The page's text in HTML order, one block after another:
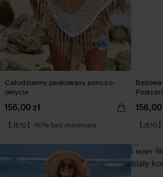
Całodzienny paskowany ponczo-
okrycie
156,00 zł
【JE10】-10% bez minimum
156,00
【
NOWY